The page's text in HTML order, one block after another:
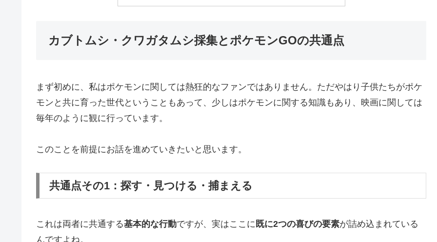
カブトムシ・クワガタムシ採集とポケモンGOの共通点
まず初めに、私はポケモンに関しては熱狂的なファンではありません。ただやはり子供たちがポケ
モンと共に育った世代ということもあって、少しはポケモンに関する知識もあり、映画に関しては
毎年のように観に行っています。
このことを前提にお話を進めていきたいと思います。
共通点その1：探す・見つける・捕まえる
これは両者に共通する基本的な行動ですが、実はここに 既に2つの喜びの要素が詰め込まれている
んですよね。